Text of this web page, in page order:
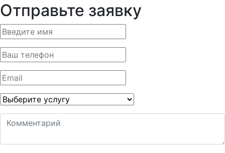
Отправьте заявку